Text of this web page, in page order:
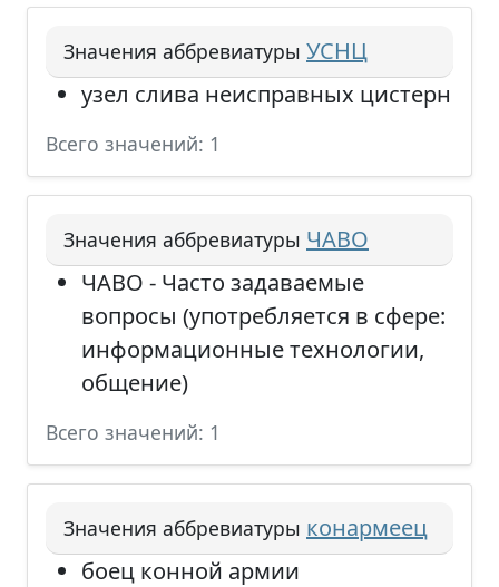
Значения аббревиатуры УСНЦ
узел слива неисправных цистерн
Всего значений: 1
Значения аббревиатуры ЧАВО
ЧАВО - Часто задаваемые
вопросы (употребляется в сфере:
информационные технологии,
общение)
Всего значений: 1
Значения аббревиатуры конармеец
боец конной армии